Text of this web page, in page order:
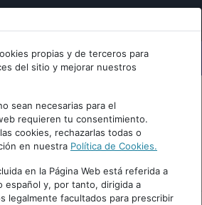
propias y de terceros para
del sitio y mejorar nuestros
sean necesarias para el
requieren tu consentimiento.
cookies, rechazarlas todas o
en nuestra Política de Cookies.
en la Página Web está referida a
español y, por tanto, dirigida a
legalmente facultados para prescribir